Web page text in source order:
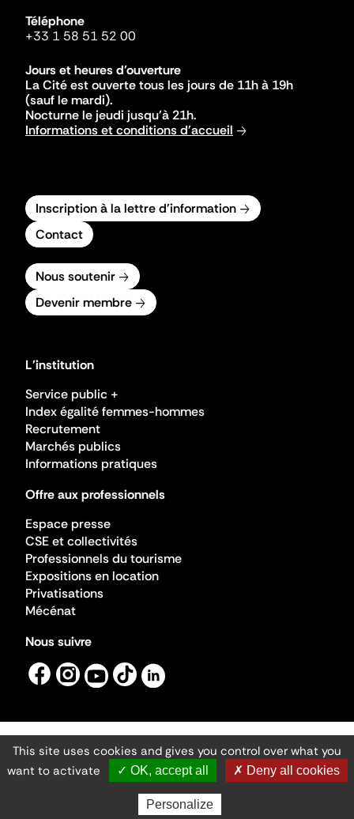
Téléphone
+33 1 58 51 52 00
Jours et heures d'ouverture
La Cité est ouverte tous les jours de 11h à 19h
(sauf le mardi).
Nocturne le jeudi jusqu'à 21h.
Informations et conditions d'accueil
Inscription à la lettre d'information
Contact
Nous soutenir
Devenir membre
L'institution
Service public +
Index égalité femmes-hommes
Recrutement
Marchés publics
Informations pratiques
Offre aux professionnels
Espace presse
CSE et collectivités
Professionnels du tourisme
Expositions en location
Privatisations
Mécénat
Nous suivre
Mentions légales
Gestion des cookies
Accessibilité numérique
Ministère de la Culture ©2026
- Cité de l'architecture et du patrimoine
This site uses cookies and gives you control over what you
want to activate
✓ OK, accept all ✗ Deny all cookies
Personalize